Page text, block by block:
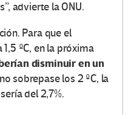
advierte la ONU.
Para que el
ºC, en la próxima
disminuir en un
sobrepase los 2 ºC, la
del 2,7%.